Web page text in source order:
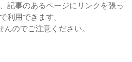
記事のあるページにリンクを張っ
利用できます。
のでご注意ください。